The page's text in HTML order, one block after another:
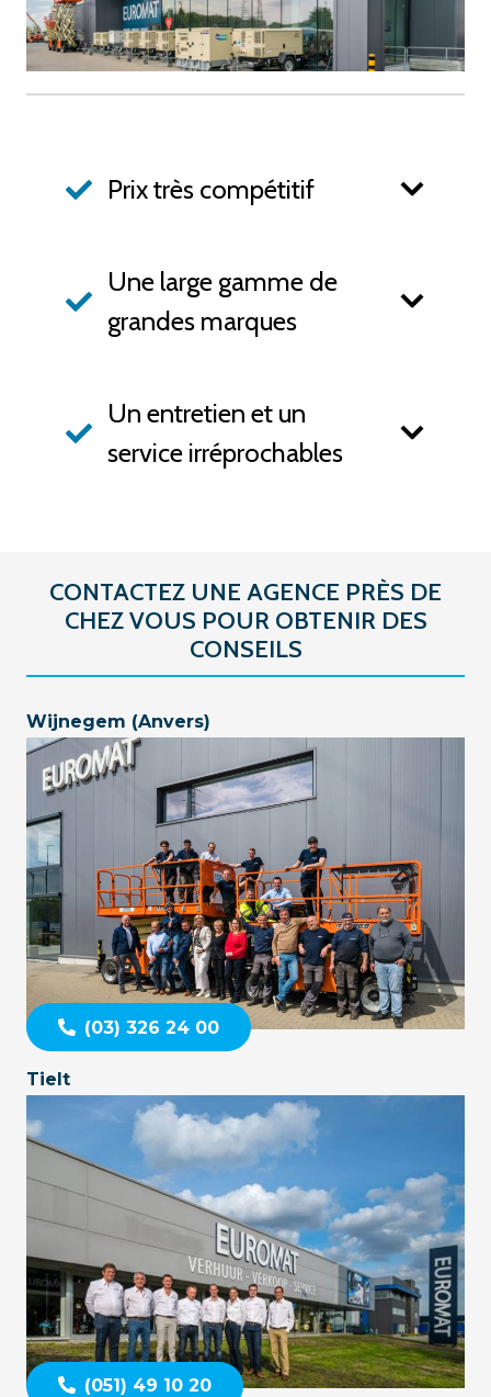
Prix très compétitif
Une large gamme de
grandes marques
Un entretien et un
service irréprochables
CONTACTEZ UNE AGENCE PRÈS DE
CHEZ VOUS POUR OBTENIR DES
CONSEILS
Wijnegem (Anvers)
(03) 326 24 00
Tielt
(051) 49 10 20